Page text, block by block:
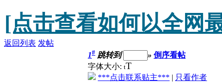
[点击查看如何以全网
返回列表 发帖
1# 跳转到 » 倒序看帖
字体大小: tT
***点击联系贴主*** | 只看作者